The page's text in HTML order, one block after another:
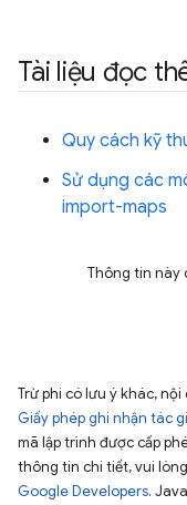
Tài liệu đọc
Quy cách kỹ
Sử dụng các
import-maps
Thông tin này
Trừ phi có lưu ý khác,
Giấy phép ghi nhận tác
mã lập trình được cấp
thông tin chi tiết, vui
Google Developers.